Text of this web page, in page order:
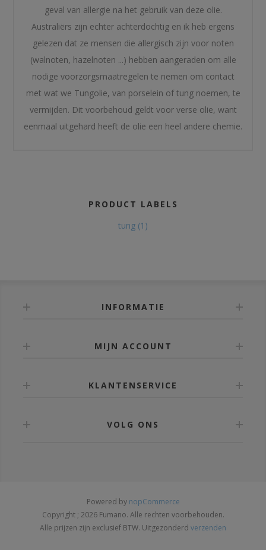
geval van allergie na het gebruik van deze olie.
Australiërs zijn echter achterdochtig en ik heb ergens
gelezen dat ze mensen die allergisch zijn voor noten
(walnoten, hazelnoten ...) hebben aangeraden om alle
nodige voorzorgsmaatregelen te nemen om contact
met wat we Tungolie, van porselein of tung noemen, te
vermijden. Dit voorbehoud geldt voor verse olie, want
eenmaal uitgehard heeft de olie een heel andere chemie.
PRODUCT LABELS
tung (1)
INFORMATIE
MIJN ACCOUNT
KLANTENSERVICE
VOLG ONS
Powered by nopCommerce
Copyright ; 2026 Fumano. Alle rechten voorbehouden.
Alle prijzen zijn exclusief BTW. Uitgezonderd verzenden